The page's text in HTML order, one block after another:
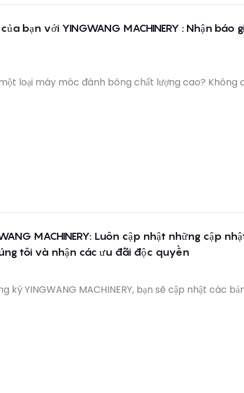
bạn với YINGWANG MACHINERY : Nhận báo
loại máy móc đánh bóng chất lượng cao? Không
MACHINERY: Luôn cập nhật những cập
tôi và nhận các ưu đãi độc quyền
ký YINGWANG MACHINERY, bạn sẽ cập nhật các
của chúng tôi.